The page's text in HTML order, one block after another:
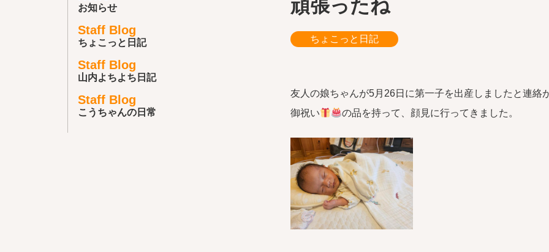
お知らせ
Staff Blog
ちょこっと日記
Staff Blog
山内よちよち日記
Staff Blog
こうちゃんの日常
頑張ったね
ちょこっと日記
友人の娘ちゃんが5月26日に第一子を出産しましたと連絡
御祝い
の品を持って、顔見に行ってきました。